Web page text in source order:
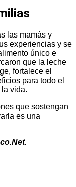
las mamás y
experiencias y se
único e
que la leche
fortalece el
para todo el
vida.
que sostengan
es una